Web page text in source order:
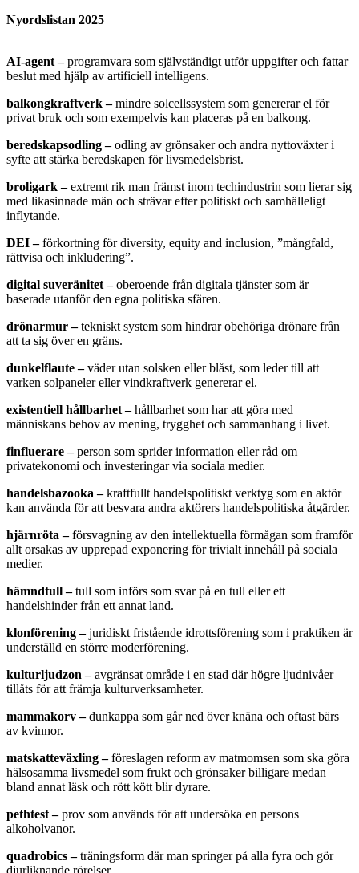
Nyordslistan 2025
AI-agent –programvara som självständigt utför uppgifter och fattar
beslut med hjälp av artificiell intelligens.
balkongkraftverk –mindre solcellssystem som genererar el för
privat bruk och som exempelvis kan placeras på en balkong.
beredskapsodling –odling av grönsaker och andra nyttoväxter i
syfte att stärka beredskapen för livsmedelsbrist.
broligark –extremt rik man främst inom techindustrin som lierar sig
med likasinnade män och strävar efter politiskt och samhälleligt
inflytande.
DEI –förkortning för diversity, equity and inclusion, ”mångfald,
rättvisa och inkludering”.
digital suveränitet –oberoende från digitala tjänster som är
baserade utanför den egna politiska sfären.
drönarmur –tekniskt system som hindrar obehöriga drönare från
att ta sig över en gräns.
dunkelflaute –väder utan solsken eller blåst, som leder till att
varken solpaneler eller vindkraftverk genererar el.
existentiell hållbarhet –hållbarhet som har att göra med
människans behov av mening, trygghet och sammanhang i livet.
finfluerare –person som sprider information eller råd om
privatekonomi och investeringar via sociala medier.
handelsbazooka –kraftfullt handelspolitiskt verktyg som en aktör
kan använda för att besvara andra aktörers handelspolitiska åtgärder.
hjärnröta –försvagning av den intellektuella förmågan som framför
allt orsakas av upprepad exponering för trivialt innehåll på sociala
medier.
hämndtull –tull som införs som svar på en tull eller ett
handelshinder från ett annat land.
klonförening –juridiskt fristående idrottsförening som i praktiken är
underställd en större moderförening.
kulturljudzon –avgränsat område i en stad där högre ljudnivåer
tillåts för att främja kulturverksamheter.
mammakorv –dunkappa som går ned över knäna och oftast bärs
av kvinnor.
matskatteväxling –föreslagen reform av matmomsen som ska göra
hälsosamma livsmedel som frukt och grönsaker billigare medan
bland annat läsk och rött kött blir dyrare.
pethtest –prov som används för att undersöka en persons
alkoholvanor.
quadrobics –träningsform där man springer på alla fyra och gör